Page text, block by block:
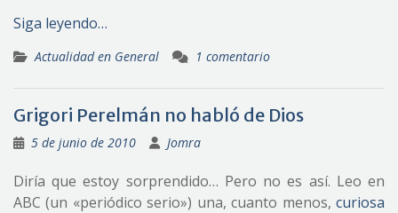
Siga leyendo…
Actualidad en General 1 comentario
Grigori Perelmán no habló de Dios
5 de junio de 2010 Jomra
Diría que estoy sorprendido… Pero no es así. Leo en
ABC (un «periódico serio») una, cuanto menos, curiosa